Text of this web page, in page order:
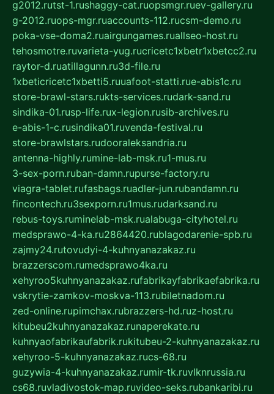
g2012.rutst-1.rushaggy-cat.ruopsmgr.ruev-gallery.ru
g-2012.ruops-mgr.ruaccounts-112.rucsm-demo.ru
poka-vse-doma2.ruairgungames.ruallseo-host.ru
tehosmotre.ruvarieta-yug.rucricetc1xbetr1xbetcc2.ru
raytor-d.ruatillagunn.ru3d-file.ru
1xbeticricetc1xbetti5.ruuafoot-statti.rue-abis1c.ru
store-brawl-stars.rukts-services.rudark-sand.ru
sindika-01.rusp-life.rux-legion.rusib-archives.ru
e-abis-1-c.rusindika01.ruvenda-festival.ru
store-brawlstars.rudooraleksandria.ru
antenna-highly.rumine-lab-msk.ru1-mus.ru
3-sex-porn.ruban-damn.rupurse-factory.ru
viagra-tablet.rufasbags.ruadler-jun.rubandamn.ru
fincontech.ru3sexporn.ru1mus.rudarksand.ru
rebus-toys.ruminelab-msk.rualabuga-cityhotel.ru
medsprawo-4-ka.ru2864420.rublagodarenie-spb.ru
zajmy24.rutovudyi-4-kuhnyanazakaz.ru
brazzerscom.rumedsprawo4ka.ru
xehyroo5kuhnyanazakaz.rufabrikayfabrikaefabrika.ru
vskrytie-zamkov-moskva-113.rubiletnadom.ru
zed-online.rupimchax.rubrazzers-hd.ruz-host.ru
kitubeu2kuhnyanazakaz.runaperekate.ru
kuhnyaofabrikaufabrik.rukitubeu-2-kuhnyanazakaz.ru
xehyroo-5-kuhnyanazakaz.rucs-68.ru
guzywia-4-kuhnyanazakaz.rumir-tk.ruvlknrussia.ru
cs68.ruvladivostok-map.ruvideo-seks.rubankaribi.ru